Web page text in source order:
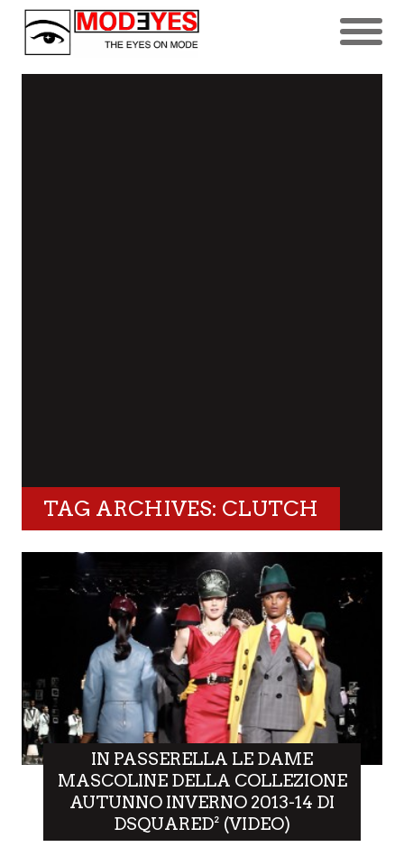
TAG ARCHIVES: CLUTCH
IN PASSERELLA LE DAME
MASCOLINE DELLA COLLEZIONE
AUTUNNO INVERNO 2013-14 DI
DSQUARED² (VIDEO)